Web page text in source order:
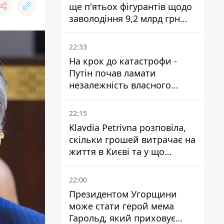
ще п'ятьох фігурантів щодо
заволодіння 9,2 млрд грн
ПриватБанку скерували до
суду
22:33
На крок до катастрофи -
Путін почав ламати
незалежність власного
Центробанку, змусивши
знизити базову ставку
22:15
Klavdia Petrivna розповіла,
скільки грошей витрачає на
життя в Києві та у що
вкладає мільйони
22:00
Президентом Угорщини
може стати герой мема
Гарольд, який приховує